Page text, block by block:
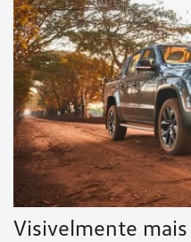
Visivelmente